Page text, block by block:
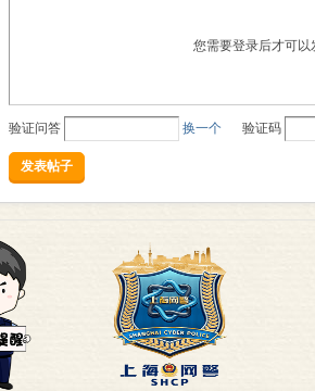
您需要登录后才可
验证问答 换一个 验证码
发表帖子